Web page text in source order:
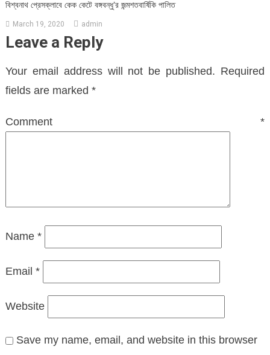
বিশ্বনাথ প্রেসক্লাবে কেক কেটে বঙ্গবন্ধু’র জন্মশতবার্ষিকি পালিত
March 19, 2020 admin
Leave a Reply
Your email address will not be published. Required
fields are marked *
Comment*
Name *
Email *
Website
Save my name, email, and website in this browser